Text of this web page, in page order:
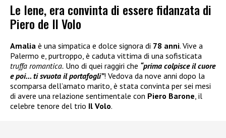
Le Iene, era convinta di essere fidanzata di
Piero de Il Volo
Amalia è una simpatica e dolce signora di 78 anni. Vive a
Palermo e, purtroppo, è caduta vittima di una sofisticata
truffa romantica. Uno di quei raggiri che “prima colpisce il cuore
e poi… ti svuota il portafogli”! Vedova da nove anni dopo la
scomparsa dell’amato marito, è stata convinta per sei mesi
di avere una relazione sentimentale con Piero Barone, il
celebre tenore del trio Il Volo.